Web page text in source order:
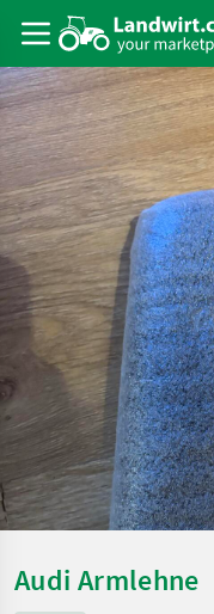
Audi Armlehne